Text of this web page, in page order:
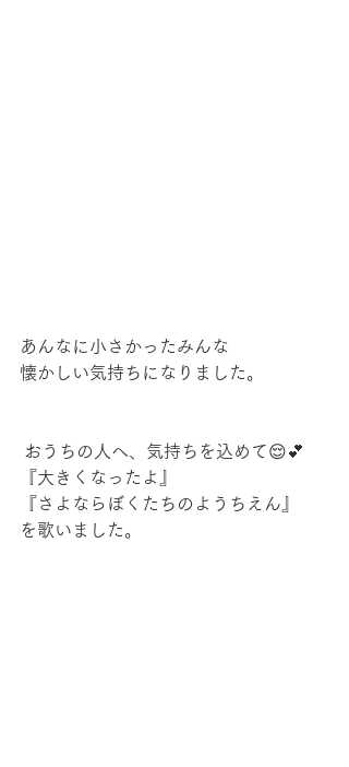
あんなに小さかったみんな
懐かしい気持ちになりました。
おうちの人へ、気持ちを込めて😌💕
『大きくなったよ』
『さよならぼくたちのようちえん』
を歌いました。